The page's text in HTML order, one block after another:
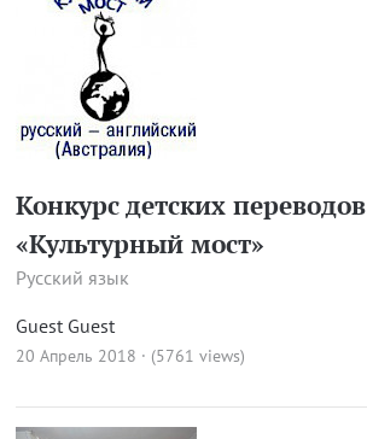
Конкурс детских переводов
«Культурный мост»
Русский язык
Guest Guest
20 Апрель 2018 · (5761 views)